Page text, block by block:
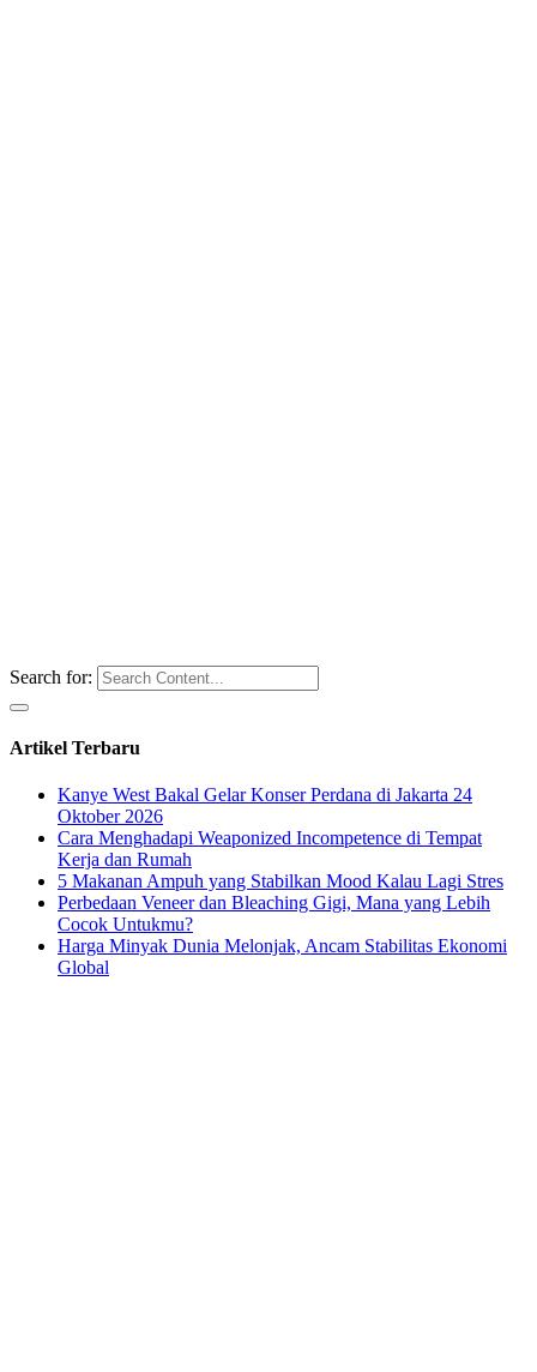
Search for:
Artikel Terbaru
Kanye West Bakal Gelar Konser Perdana di Jakarta 24
Oktober 2026
Cara Menghadapi Weaponized Incompetence di Tempat
Kerja dan Rumah
5 Makanan Ampuh yang Stabilkan Mood Kalau Lagi Stres
Perbedaan Veneer dan Bleaching Gigi, Mana yang Lebih
Cocok Untukmu?
Harga Minyak Dunia Melonjak, Ancam Stabilitas Ekonomi
Global